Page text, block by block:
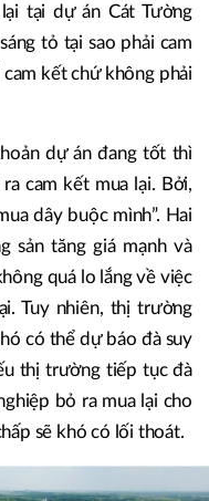
tại dự án Cát Tường
tỏ tại sao phải cam
kết chứ không phải
dự án đang tốt thì
cam kết mua lại. Bởi,
dây buộc mình”. Hai
sản tăng giá mạnh và
quá lo lắng về việc
Tuy nhiên, thị trường
có thể dự báo đà suy
thị trường tiếp tục đà
bỏ ra mua lại cho
sẽ khó có lối thoát.